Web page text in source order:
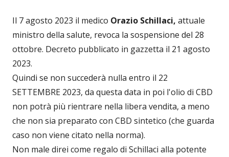
Il 7 agosto 2023 il medico Orazio Schillaci, attuale
ministro della salute, revoca la sospensione del 28
ottobre. Decreto pubblicato in gazzetta il 21 agosto
2023.
Quindi se non succederà nulla entro il 22
SETTEMBRE 2023, da questa data in poi l'olio di CBD
non potrà più rientrare nella libera vendita, a meno
che non sia preparato con CBD sintetico (che guarda
caso non viene citato nella norma).
Non male direi come regalo di Schillaci alla potente